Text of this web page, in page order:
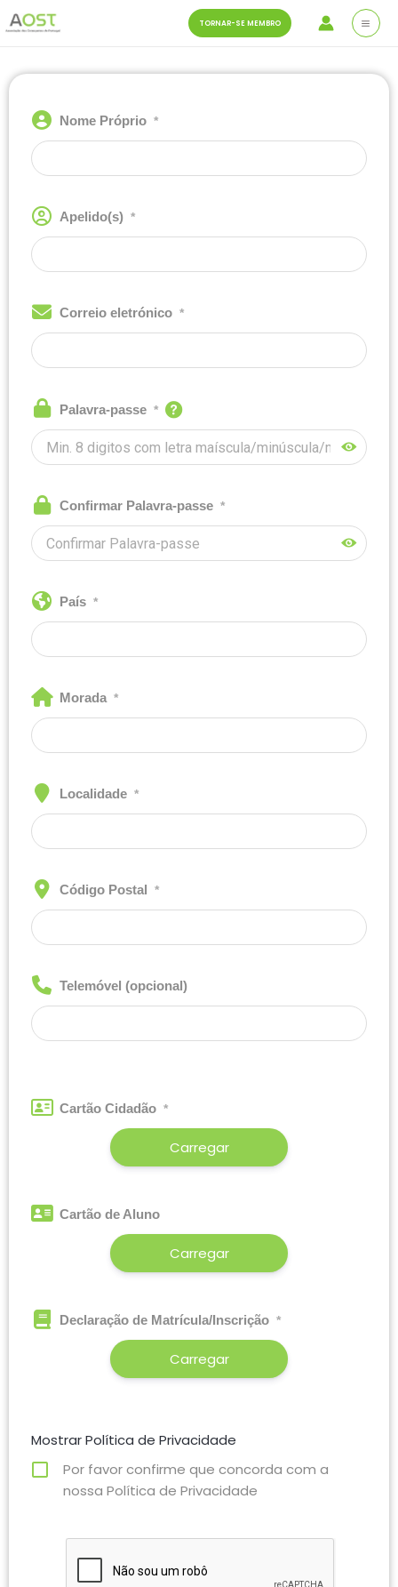
Saltar
para
conteúdo
TORNAR-SE MEMBRO
Nome Próprio *
Apelido(s) *
Correio eletrónico *
Palavra-passe *
Confirmar Palavra-passe *
País *
Morada *
Localidade *
Código Postal *
Telemóvel (opcional)
Cartão Cidadão *
Carregar
Cartão de Aluno
Carregar
Declaração de Matrícula/Inscrição *
Carregar
Mostrar Política de Privacidade
Por favor confirme que concorda com a
nossa Política de Privacidade